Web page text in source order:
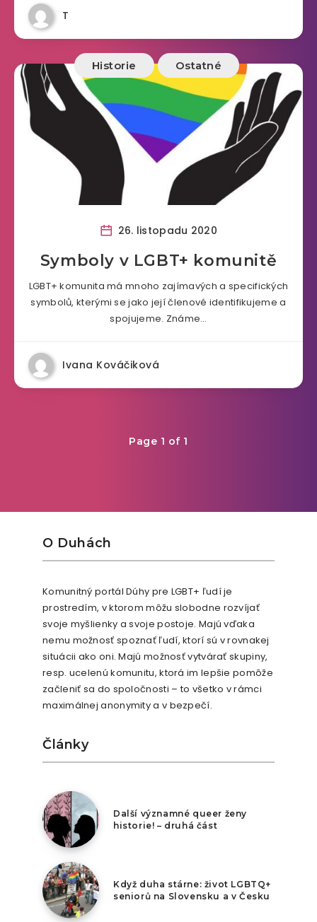
T
Historie Ostatné
26. listopadu 2020
Symboly v LGBT+ komunitě
LGBT+ komunita má mnoho zajímavých a specifických
symbolů, kterými se jako její členové identifikujeme a
spojujeme. Známe…
Ivana Kováčiková
Page 1 of 1
O Duhách
Komunitný portál Dúhy pre LGBT+ ľudí je
prostredím, v ktorom môžu slobodne rozvíjať
svoje myšlienky a svoje postoje. Majú vďaka
nemu možnosť spoznať ľudí, ktorí sú v rovnakej
situácii ako oni. Majú možnosť vytvárať skupiny,
resp. ucelenú komunitu, ktorá im lepšie pomôže
začleniť sa do spoločnosti – to všetko v rámci
maximálnej anonymity a v bezpečí.
Články
Další významné queer ženy
historie! – druhá část
Když duha stárne: život LGBTQ+
seniorů na Slovensku a v Česku